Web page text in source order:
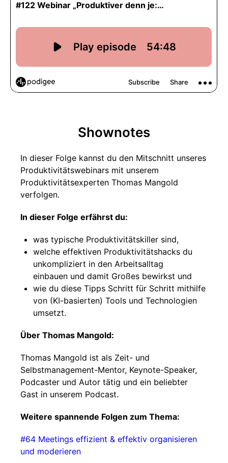
Shownotes
In dieser Folge kannst du den Mitschnitt unseres
Produktivitätswebinars mit unserem
Produktivitätsexperten Thomas Mangold
verfolgen.
In dieser Folge erfährst du:
was typische Produktivitätskiller sind,
welche effektiven Produktivitätshacks du
unkompliziert in den Arbeitsalltag
einbauen und damit Großes bewirkst und
wie du diese Tipps Schritt für Schritt mithilfe
von (KI-basierten) Tools und Technologien
umsetzt.
Über Thomas Mangold:
Thomas Mangold ist als Zeit- und
Selbstmanagement-Mentor, Keynote-Speaker,
Podcaster und Autor tätig und ein beliebter
Gast in unserem Podcast.
Weitere spannende Folgen zum Thema:
⁠⁠#64 Meetings effizient & effektiv organisieren
und moderieren⁠⁠